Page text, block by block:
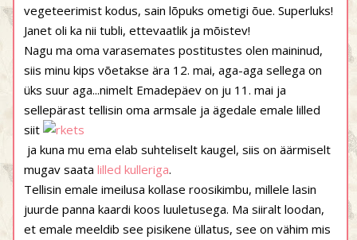
vegeteerimist kodus, sain lõpuks ometigi õue. Superluks!
Janet oli ka nii tubli, ettevaatlik ja mõistev!
Nagu ma oma varasemates postitustes olen maininud,
siis minu kips võetakse ära 12. mai, aga-aga sellega on
üks suur aga...nimelt Emadepäev on ju 11. mai ja
sellepärast tellisin oma armsale ja ägedale emale lilled
siit
ja kuna mu ema elab suhteliselt kaugel, siis on äärmiselt
mugav saatalilled kulleriga.
Tellisin emale imeilusa kollase roosikimbu, millele lasin
juurde panna kaardi koos luuletusega. Ma siiralt loodan,
et emale meeldib see pisikene üllatus, see on vähim mis